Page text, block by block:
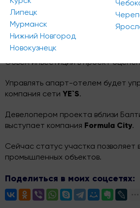
ресторанной инфраструктур, а
Начало строительных работ
Объем инвестиций в проект
Управлять апарт-отелем будет
компания сети YE`S.
Девелопером проекта вблизи
выступает компания Formula City.
Сейчас статус участка позволяет
промышленных объектов.
Поделиться в моих соцсетях:
Липецк
Мурманск
Нижний Новгород
Новокузнецк